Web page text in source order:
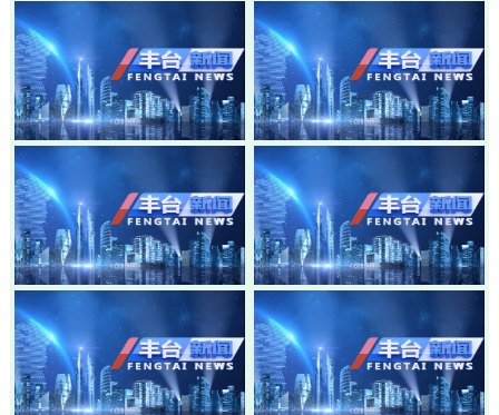
20260805-丰台新闻
20260803-丰台新闻